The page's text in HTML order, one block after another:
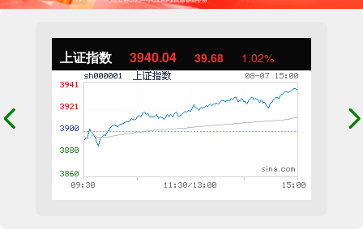
上证指数 3940.04 39.68 1.02%